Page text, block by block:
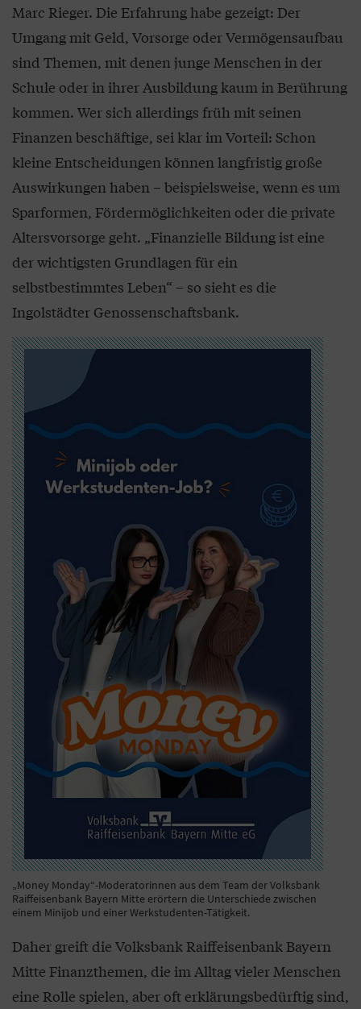
Marc Rieger. Die Erfahrung habe gezeigt: Der
Umgang mit Geld, Vorsorge oder Vermögensaufbau
sind Themen, mit denen junge Menschen in der
Schule oder in ihrer Ausbildung kaum in Berührung
kommen. Wer sich allerdings früh mit seinen
Finanzen beschäftige, sei klar im Vorteil: Schon
kleine Entscheidungen können langfristig große
Auswirkungen haben – beispielsweise, wenn es um
Sparformen, Fördermöglichkeiten oder die private
Altersvorsorge geht. „Finanzielle Bildung ist eine
der wichtigsten Grundlagen für ein
selbstbestimmtes Leben“ – so sieht es die
Ingolstädter Genossenschaftsbank.
„Money Monday“-Moderatorinnen aus dem Team der Volksbank
Raiffeisenbank Bayern Mitte erörtern die Unterschiede zwischen
einem Minijob und einer Werkstudenten-Tätigkeit.
Daher greift die Volksbank Raiffeisenbank Bayern
Mitte Finanzthemen, die im Alltag vieler Menschen
eine Rolle spielen, aber oft erklärungsbedürftig sind,